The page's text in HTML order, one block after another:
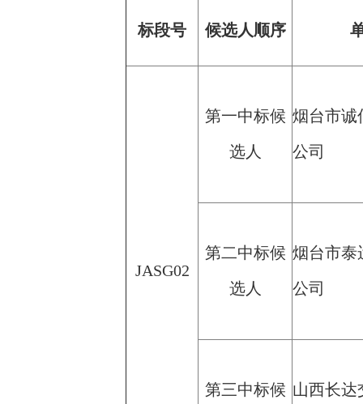
标段号 候选人顺序
JASG02
第一中标候
选人
烟台市诚
公司
第二中标候
选人
烟台市泰
公司
第三中标候 山西长达